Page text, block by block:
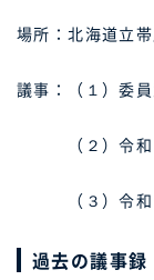
場所：北海道立
議事：（１）委
（２）令和７
（３）令和８
過去の議事録